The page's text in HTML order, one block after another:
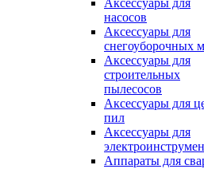
Аксессуары для
насосов
Аксессуары для
снегоуборочных
Аксессуары для
строительных
пылесосов
Аксессуары для
пил
Аксессуары для
Аппараты для